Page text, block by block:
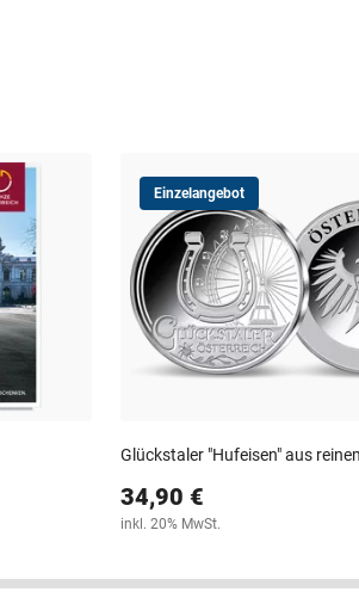
Einzelangebot
Glückstaler "Hufeisen" aus
34,90 €
inkl. 20% MwSt.